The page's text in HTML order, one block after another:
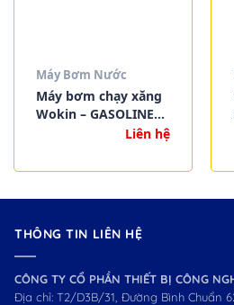
Máy Bơm Nước
Máy bơm chạy xăng
Wokin – GASOLINE
PUMP (INDUSTRIAL)
Liên hệ
THÔNG TIN LIÊN HỆ
CÔNG TY CỔ PHẦN THIẾT BỊ CÔNG
Địa chỉ: T2/D3B/31, Đường Bình Chuẩn